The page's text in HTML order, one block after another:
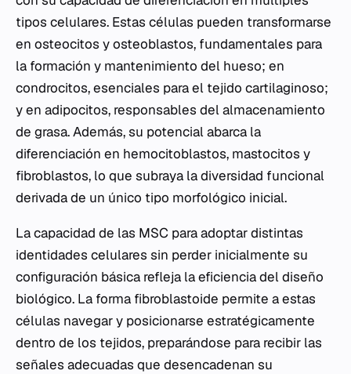
tipos celulares. Estas células pueden transformarse
en osteocitos y osteoblastos, fundamentales para
la formación y mantenimiento del hueso; en
condrocitos, esenciales para el tejido cartilaginoso;
y en adipocitos, responsables del almacenamiento
de grasa. Además, su potencial abarca la
diferenciación en hemocitoblastos, mastocitos y
fibroblastos, lo que subraya la diversidad funcional
derivada de un único tipo morfológico inicial.
La capacidad de las MSC para adoptar distintas
identidades celulares sin perder inicialmente su
configuración básica refleja la eficiencia del diseño
biológico. La forma fibroblastoide permite a estas
células navegar y posicionarse estratégicamente
dentro de los tejidos, preparándose para recibir las
señales adecuadas que desencadenan su